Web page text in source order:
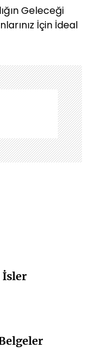
Geleceği
İçin İdeal
İsler